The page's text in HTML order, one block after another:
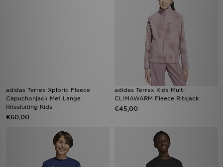
adidas Terrex Xploric Fleece
Capuchonjack Met Lange
Ritssluiting Kids
€60,00
adidas Terrex Kids Multi
CLIMAWARM Fleece Ritsjack
€45,00